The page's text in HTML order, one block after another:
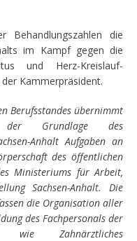
Behandlungszahlen die
im Kampf gegen die
und Herz-Kreislauf-
Kammerpräsident.
Berufsstandes übernimmt
der Grundlage des
Anhalt Aufgaben an
des öffentlichen
Ministeriums fürArbeit,
Sachsen-Anhalt. Die
die Organisation aller
des Fachpersonals der
wie Zahnärztliches